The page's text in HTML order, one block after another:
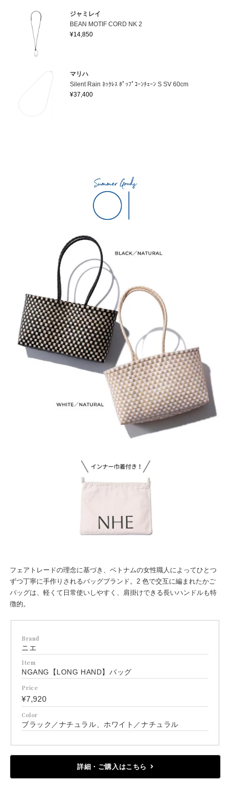
ジャミレイ
BEAN MOTIF CORD NK 2
¥14,850
マリハ
Silent Rain ﾈｯｸﾚｽ ﾎﾟｯﾌﾟｺｰﾝﾁｪｰﾝ S SV 60cm
¥37,400
フェアトレードの理念に基づき、ベトナムの女性職人によってひとつ
ずつ丁寧に手作りされるバッグブランド。2 色で交互に編まれたかご
バッグは、軽くて日常使いしやすく、肩掛けできる長いハンドルも特
徴的。
Brand
ニエ
Item
NGANG【LONG HAND】バッグ
Price
¥7,920
Color
ブラック／ナチュラル、ホワイト／ナチュラル
詳細・ご購入はこちら